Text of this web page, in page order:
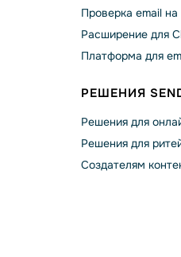
Проверка email
Расширение для
Платформа для
РЕШЕНИЯ
Решения для
Решения для
Создателям